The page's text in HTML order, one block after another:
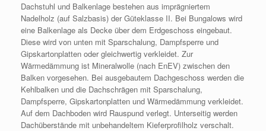
Dachstuhl und Balkenlage bestehen aus imprägniertem
Nadelholz (auf Salzbasis) der Güteklasse II. Bei Bungalows wird
eine Balkenlage als Decke über dem Erdgeschoss eingebaut.
Diese wird von unten mit Sparschalung, Dampfsperre und
Gipskartonplatten oder gleichwertig verkleidet. Zur
Wärmedämmung ist Mineralwolle (nach EnEV) zwischen den
Balken vorgesehen. Bei ausgebautem Dachgeschoss werden die
Kehlbalken und die Dachschrägen mit Sparschalung,
Dampfsperre, Gipskartonplatten und Wärmedämmung verkleidet.
Auf dem Dachboden wird Rauspund verlegt. Unterseitig werden
Dachüberstände mit unbehandeltem Kieferprofilholz verschalt.